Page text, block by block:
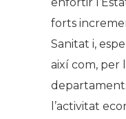
forts
Sanitat i,
així com, per
l’activitat